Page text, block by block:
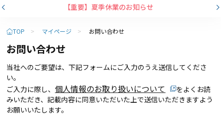
【重要】夏季休業のお知らせ
TOP > マイページ > お問い合わせ
お問い合わせ
当社へのご要望は、下記フォームにご入力のうえ送信してくださ
い。
ご入力に際し、 個人情報のお取り扱いについて
をよくお読
みいただき、記載内容に同意いただいた上で送信いただきますよう
お願いいたします。